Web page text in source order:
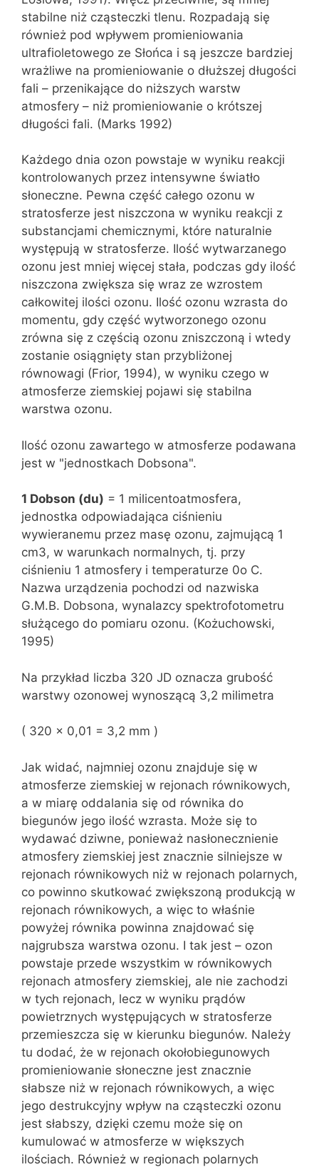
stabilne niż cząsteczki tlenu. Rozpadają się
również pod wpływem promieniowania
ultrafioletowego ze Słońca i są jeszcze bardziej
wrażliwe na promieniowanie o dłuższej długości
fali – przenikające do niższych warstw
atmosfery – niż promieniowanie o krótszej
długości fali. (Marks 1992)
Każdego dnia ozon powstaje w wyniku reakcji
kontrolowanych przez intensywne światło
słoneczne. Pewna część całego ozonu w
stratosferze jest niszczona w wyniku reakcji z
substancjami chemicznymi, które naturalnie
występują w stratosferze. Ilość wytwarzanego
ozonu jest mniej więcej stała, podczas gdy ilość
niszczona zwiększa się wraz ze wzrostem
całkowitej ilości ozonu. Ilość ozonu wzrasta do
momentu, gdy część wytworzonego ozonu
zrówna się z częścią ozonu zniszczoną i wtedy
zostanie osiągnięty stan przybliżonej
równowagi (Frior, 1994), w wyniku czego w
atmosferze ziemskiej pojawi się stabilna
warstwa ozonu.
Ilość ozonu zawartego w atmosferze podawana
jest w "jednostkach Dobsona".
1 Dobson (du) = 1 milicentoatmosfera,
jednostka odpowiadająca ciśnieniu
wywieranemu przez masę ozonu, zajmującą 1
cm3, w warunkach normalnych, tj. przy
ciśnieniu 1 atmosfery i temperaturze 0o C.
Nazwa urządzenia pochodzi od nazwiska
G.M.B. Dobsona, wynalazcy spektrofotometru
służącego do pomiaru ozonu. (Kożuchowski,
1995)
Na przykład liczba 320 JD oznacza grubość
warstwy ozonowej wynoszącą 3,2 milimetra
( 320 x 0,01 = 3,2 mm )
Jak widać, najmniej ozonu znajduje się w
atmosferze ziemskiej w rejonach równikowych,
a w miarę oddalania się od równika do
biegunów jego ilość wzrasta. Może się to
wydawać dziwne, ponieważ nasłonecznienie
atmosfery ziemskiej jest znacznie silniejsze w
rejonach równikowych niż w rejonach polarnych,
co powinno skutkować zwiększoną produkcją w
rejonach równikowych, a więc to właśnie
powyżej równika powinna znajdować się
najgrubsza warstwa ozonu. I tak jest – ozon
powstaje przede wszystkim w równikowych
rejonach atmosfery ziemskiej, ale nie zachodzi
w tych rejonach, lecz w wyniku prądów
powietrznych występujących w stratosferze
przemieszcza się w kierunku biegunów. Należy
tu dodać, że w rejonach okołobiegunowych
promieniowanie słoneczne jest znacznie
słabsze niż w rejonach równikowych, a więc
jego destrukcyjny wpływ na cząsteczki ozonu
jest słabszy, dzięki czemu może się on
kumulować w atmosferze w większych
ilościach. Również w regionach polarnych